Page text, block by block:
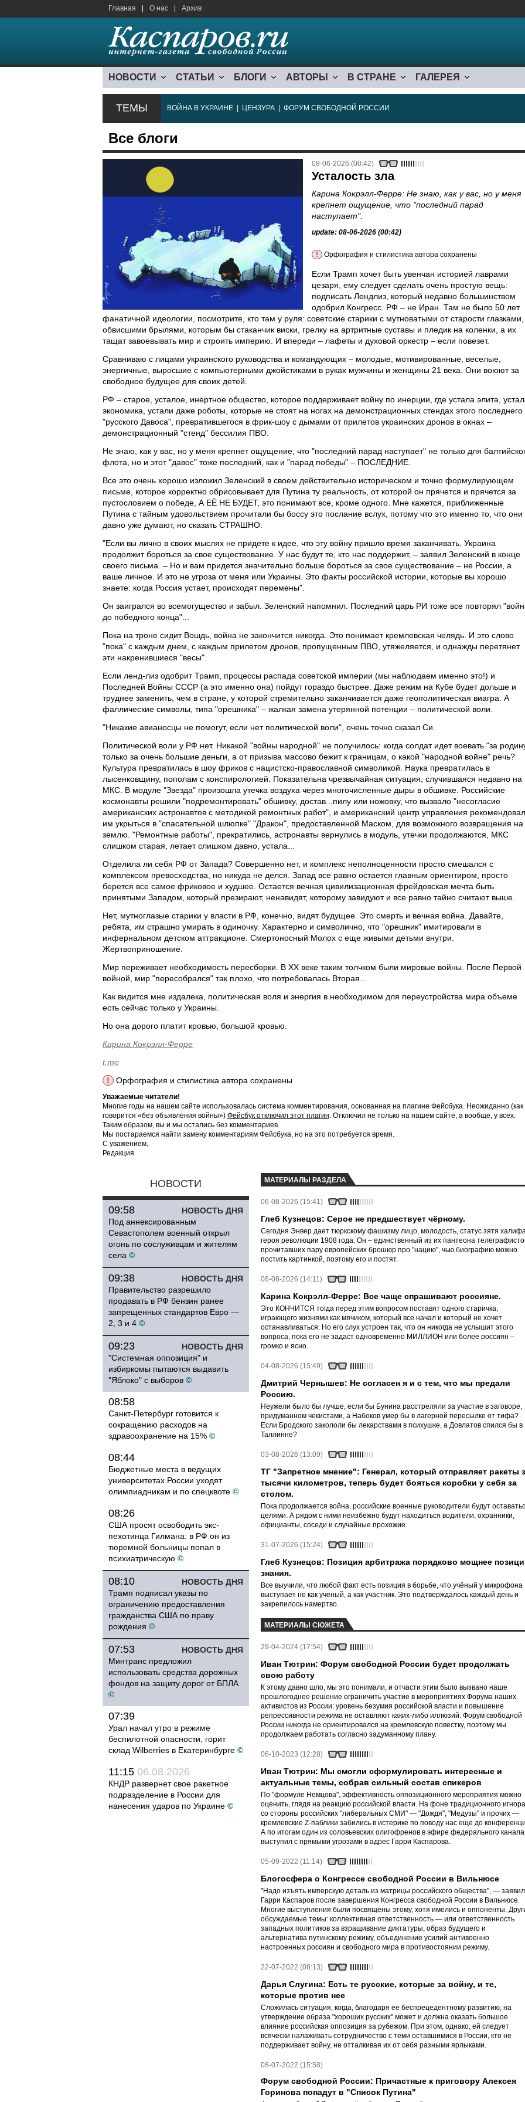
Главная О нас Архив
НОВОСТИ СТАТЬИ БЛОГИ АВТОРЫ В СТРАНЕ ГАЛЕРЕЯ
ТЕМЫ ВОЙНА В УКРАИНЕ ЦЕНЗУРА ФОРУМ СВОБОДНОЙ РОССИИ
Все блоги
08-06-2026 (00:42)
Усталость зла
Карина Кокрэлл-Ферре: Не знаю, как у вас, но у меня
крепнет ощущение, что "последний парад
наступает".
update: 08-06-2026 (00:42)
! Орфография и стилистика автора сохранены
Если Трамп хочет быть увенчан историей лаврами
цезаря, ему следует сделать очень простую вещь:
подписать Лендлиз, который недавно большинством
одобрил Конгресс. РФ – не Иран. Там не было 50 лет
фанатичной идеологии, посмотрите, кто там у руля: советские старики с мутноватыми от старости глазками,
обвисшими брылями, которым бы стаканчик виски, грелку на артритные суставы и пледик на коленки, а их
тащат завоевывать мир и строить империю. И впереди – лафеты и духовой оркестр – если повезет.
Сравниваю с лицами украинского руководства и командующих – молодые, мотивированные, веселые,
энергичные, выросшие с компьютерными джойстиками в руках мужчины и женщины 21 века. Они воюют за
свободное будущее для своих детей.
РФ – старое, усталое, инертное общество, которое поддерживает войну по инерции, где устала элита,
экономика, устали даже роботы, которые не стоят на ногах на демонстрационных стендах этого последнего
"русского Давоса", превратившегося в фрик-шоу с дымами от прилетов украинских дронов в окнах –
демонстрационный "стенд" бессилия ПВО.
Не знаю, как у вас, но у меня крепнет ощущение, что "последний парад наступает" не только для
флота, но и этот "давос" тоже последний, как и "парад победы" – ПОСЛЕДНИЕ.
Все это очень хорошо изложил Зеленский в своем действительно историческом и точно формулирующем
письме, которое корректно обрисовывает для Путина ту реальность, от которой он прячется и прячется за
пустословием о победе, А ЕЁ НЕ БУДЕТ, это понимают все, кроме одного. Мне кажется, приближенные
Путина с тайным удовольствием прочитали бы боссу это послание вслух, потому что это именно то, что они
давно уже думают, но сказать СТРАШНО.
"Если вы лично в своих мыслях не придете к идее, что эту войну пришло время заканчивать, Украина
продолжит бороться за свое существование. У нас будут те, кто нас поддержит, – заявил Зеленский в конце
своего письма. – Но и вам придется значительно больше бороться за свое существование – не России, а
ваше личное. И это не угроза от меня или Украины. Это факты российской истории, которые вы хорошо
знаете: когда Россия устает, происходят перемены".
Он заигрался во всемогущество и забыл. Зеленский напомнил. Последний царь РИ тоже все повторял
до победного конца"...
Пока на троне сидит Вошдь, война не закончится никогда. Это понимает кремлевская челядь. И это слово
"пока" с каждым днем, с каждым прилетом дронов, пропущенным ПВО, утяжеляется, и однажды перетянет
эти накренившиеся "весы".
Если ленд-лиз одобрит Трамп, процессы распада советской империи (мы наблюдаем именно это!) и
Последней Войны СССР (а это именно она) пойдут гораздо быстрее. Даже режим на Кубе будет дольше и
труднее заменить, чем в стране, у которой стремительно заканчивается даже геополитическая виагра. А
фаллические символы, типа "орешника" – жалкая замена утерянной потенции – политической воли.
"Никакие авианосцы не помогут, если нет политической воли", очень точно сказал Си.
Политической воли у РФ нет. Никакой "войны народной" не получилось: когда солдат идет воевать "за
только за очень большие деньги, а от призыва массово бежит к границам, о какой "народной войне" речь?
Культура превратилась в шоу фриков с нацистско-православной символикой. Наука превратилась в
лысенковщину, пополам с конспирологией. Показательна чрезвычайная ситуация, случившаяся недавно на
МКС. В модуле "Звезда" произошла утечка воздуха через многочисленные дыры в обшивке. Российские
космонавты решили "подремонтировать" обшивку, достав...пилу или ножовку, что вызвало "несогласие
американских астронавтов с методикой ремонтных работ", и американский центр управления рекомендовал
им укрыться в "спасательной шлюпке" "Дракон", предоставленной Маском, для возможного возвращения на
землю. "Ремонтные работы", прекратились, астронавты вернулись в модуль, утечки продолжаются, МКС
слишком старая, летает слишком давно, устала...
Отделила ли себя РФ от Запада? Совершенно нет, и комплекс неполноценности просто смешался с
комплексом превосходства, но никуда не делся. Запад все равно остается главным ориентиром, просто
берется все самое фриковое и худшее. Остается вечная цивилизационная фрейдовская мечта быть
принятыми Западом, который презирают, ненавидят, которому завидуют и все равно тайно считают выше.
Нет, мутноглазые старики у власти в РФ, конечно, видят будущее. Это смерть и вечная война. Давайте,
ребята, им страшно умирать в одиночку. Характерно и символично, что "орешник" имитировали в
инфернальном детском аттракционе. Смертоносный Молох с еще живыми детьми внутри.
Жертвоприношение.
Мир переживает необходимость пересборки. В ХХ веке таким толчком были мировые войны. После Первой
войной, мир "пересобрался" так плохо, что потребовалась Вторая...
Как видится мне издалека, политическая воля и энергия в необходимом для переустройства мира объеме
есть сейчас только у Украины.
Но она дорого платит кровью, большой кровью.
Карина Кокрэлл-Ферре
t.me
!
Орфография и стилистика автора сохранены
Уважаемые читатели!
Многие годы на нашем сайте использовалась система комментирования, основанная на плагине Фейсбука. Неожиданно (как
говорится «без объявления войны») Фейсбук отключил этот плагин. Отключил не только на нашем сайте, а вообще, у всех.
Таким образом, вы и мы остались без комментариев.
Мы постараемся найти замену комментариям Фейсбука, но на это потребуется время.
С уважением,
Редакция
НОВОСТИ
НОВОСТЬ ДНЯ
09:58
Под аннексированным
Севастополем военный открыл
огонь по сослуживцам и жителям
села ©
НОВОСТЬ ДНЯ
09:38
Правительство разрешило
продавать в РФ бензин ранее
запрещенных стандартов Евро —
2, 3 и 4 ©
НОВОСТЬ ДНЯ
09:23
"Системная оппозиция" и
избиркомы пытаются выдавить
"Яблоко" с выборов ©
08:58
Санкт-Петербург готовится к
сокращению расходов на
здравоохранение на 15% ©
08:44
Бюджетные места в ведущих
университетах России уходят
олимпиадникам и по спецквоте ©
08:26
США просят освободить экс-
пехотинца Гилмана: в РФ он из
тюремной больницы попал в
психиатрическую ©
НОВОСТЬ ДНЯ
08:10
Трамп подписал указы по
ограничению предоставления
гражданства США по праву
рождения ©
НОВОСТЬ ДНЯ
07:53
Минтранс предложил
использовать средства дорожных
фондов на защиту дорог от БПЛА
©
07:39
Урал начал утро в режиме
беспилотной опасности, горит
склад Wilberries в Екатеринбурге ©
11:15 06.08.2026
КНДР развернет свое ракетное
подразделение в России для
нанесения ударов по Украине ©
МАТЕРИАЛЫ РАЗДЕЛА
06-08-2026 (15:41)
Глеб Кузнецов: Серое не предшествует чёрному.
Сегодня Энвер дает тюркскому фашизму лицо, молодость, статус зятя
героя революции 1908 года. Он – единственный из их пантеона
прочитавших пару европейских брошюр про "нацию", чью биографию можно
постить картинкой, поэтому его и постят.
06-08-2026 (14:11)
Карина Кокрэлл-Ферре: Все чаще спрашивают россияне.
Это КОНЧИТСЯ тогда перед этим вопросом поставят одного старичка,
играющего жизнями как мячиком, который все начал и который не хочет
останавливаться. Но его слух устроен так, что он никогда не услышит этого
вопроса, пока его не задаст одновременно МИЛЛИОН или более россиян –
громко и ясно.
04-08-2026 (15:49)
Дмитрий Чернышев: Не согласен я и с тем, что мы предали
Россию.
Неужели было бы лучше, если бы Бунина расстреляли за участие в заговоре,
придуманном чекистами, а Набоков умер бы в лагерной пересылке от тифа?
Если Бродского закололи бы лекарствами в психушке, а Довлатов спился бы в
Таллинне?
03-08-2026 (13:09)
ТГ "Запретное мнение": Генерал, который отправляет ракеты
тысячи километров, теперь будет бояться коробки у себя за
столом.
Пока продолжается война, российские военные руководители будут
целями. А рядом с ними неизбежно будут находиться водители, охранники,
официанты, соседи и случайные прохожие.
31-07-2026 (15:24)
Глеб Кузнецов: Позиция арбитража порядково мощнее
знания.
Все выучили, что любой факт есть позиция в борьбе, что учёный у микрофона
выступает не как учёный, а как участник. Это подтверждалось каждый день и
закрепилось намертво.
МАТЕРИАЛЫ СЮЖЕТА
29-04-2024 (17:54)
Иван Тютрин: Форум свободной России будет продолжать
свою работу
К этому давно шло, мы это понимали, и отчасти этим было вызвано наше
прошлогоднее решение ограничить участие в мероприятиях Форума наших
активистов из России: уровень безумия российской власти и повышение
репрессивности режима не оставляют каких-либо иллюзий. Форум свободной
России никогда не ориентировался на кремлевскую повестку, поэтому мы
продолжаем работать согласно задуманному плану.
06-10-2023 (12:28)
Иван Тютрин: Мы смогли сформулировать интересные и
актуальные темы, собрав сильный состав спикеров
По "формуле Немцова", эффективность оппозиционного мероприятия можно
оценить, глядя на реакцию российской власти. На фоне традиционного игнора
со стороны российских "либеральных СМИ" — "Дождя", "Медузы" и прочих —
кремлевские Z-паблики забились в истерике по поводу нас еще до
А по итогам один из соловьевских олигофренов в эфире федерального канала
выступил с прямыми угрозами в адрес Гарри Каспарова.
05-09-2022 (11:14)
Блогосфера о Конгрессе свободной России в Вильнюсе
"Надо изъять имперскую деталь из матрицы российского общества", — заявил
Гарри Каспаров после завершения Конгресса свободной России в Вильнюсе.
Многие выступления были посвящены этому, хотя имелись и оппоненты.
обсуждаемые темы: коллективная ответственность — или ответственность
западных политиков за взращивание диктатуры, образ будущего и
альтернатива путинскому режиму, объединение усилий антивоенно
настроенных россиян и свободного мира в противостоянии режиму.
22-07-2022 (08:13)
Дарья Слугина: Есть те русские, которые за войну, и те,
которые против нее
Сложилась ситуация, когда, благодаря ее беспрецедентному развитию, на
утверждение образа "хороших русских" может и должна оказать большое
влияние российская оппозиция за рубежом. При этом, однако, ей следует
всячески налаживать сотрудничество с теми оставшимися в России, кто не
поддерживает войну, не отталкивая их от себя разными ярлыками.
08-07-2022 (15:58)
Форум свободной России: Причастные к приговору Алексея
Горинова попадут в "Список Путина"